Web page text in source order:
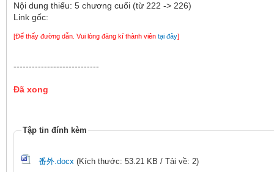
Nội dung thiếu: 5 chương cuối (từ 222 -> 226)
Link gốc:
[Để thấy đường dẫn. Vui lòng đăng kí thành viên tại đây]
----------------------------
Đã xong
Tập tin đính kèm
番外.docx (Kích thước: 53.21 KB / Tải về: 2)